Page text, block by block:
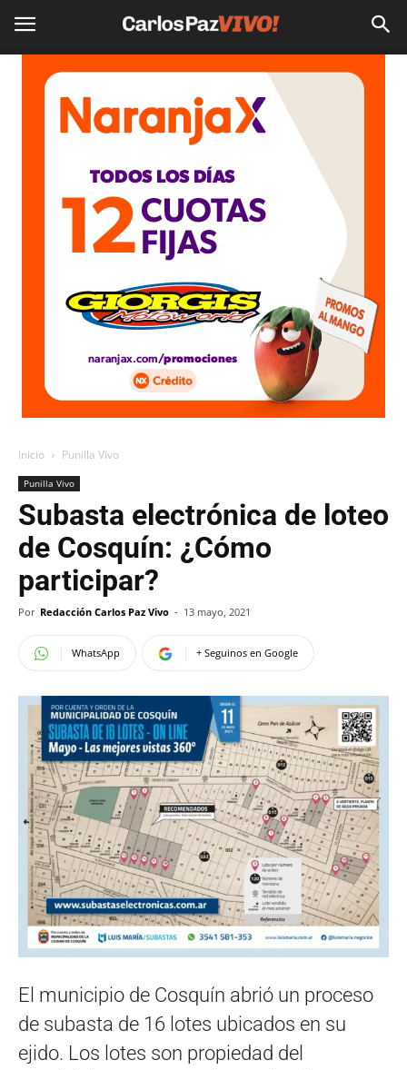
Inicio Punilla Vivo
Punilla Vivo
Subasta electrónica de loteo
de Cosquín: ¿Cómo
participar?
Por Redacción Carlos Paz Vivo - 13 mayo, 2021
WhatsApp + Seguinos en Google
El municipio de Cosquín abrió un proceso
de subasta de 16 lotes ubicados en su
ejido. Los lotes son propiedad del